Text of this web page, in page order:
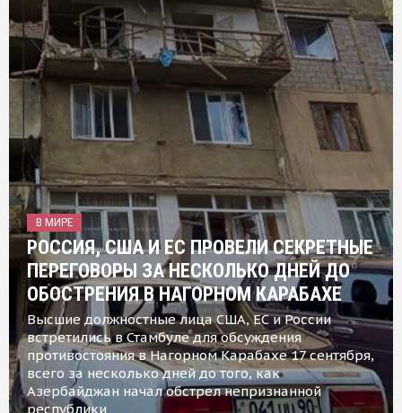
В МИРЕ
РОССИЯ, США И ЕС ПРОВЕЛИ СЕКРЕТНЫЕ
ПЕРЕГОВОРЫ ЗА НЕСКОЛЬКО ДНЕЙ ДО
ОБОСТРЕНИЯ В НАГОРНОМ КАРАБАХЕ
Высшие должностные лица США, ЕС и России
встретились в Стамбуле для обсуждения
противостояния в Нагорном Карабахе 17 сентября,
всего за несколько дней до того, как
Азербайджан начал обстрел непризнанной
республики